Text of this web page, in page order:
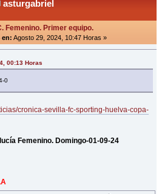
asturgabriel
Femenino. Primer equipo.
en: Agosto 29, 2024, 10:47 Horas »
00:13 Horas
0
cronica-sevilla-fc-sporting-huelva-copa-
Femenino. Domingo-01-09-24